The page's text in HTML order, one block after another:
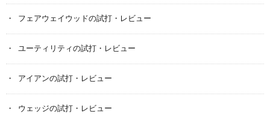
フェアウェイウッドの試打・レビュー
ユーティリティの試打・レビュー
アイアンの試打・レビュー
ウェッジの試打・レビュー